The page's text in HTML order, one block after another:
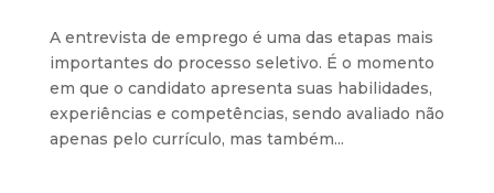
A entrevista de emprego é uma das etapas mais
importantes do processo seletivo. É o momento
em que o candidato apresenta suas habilidades,
experiências e competências, sendo avaliado não
apenas pelo currículo, mas também...